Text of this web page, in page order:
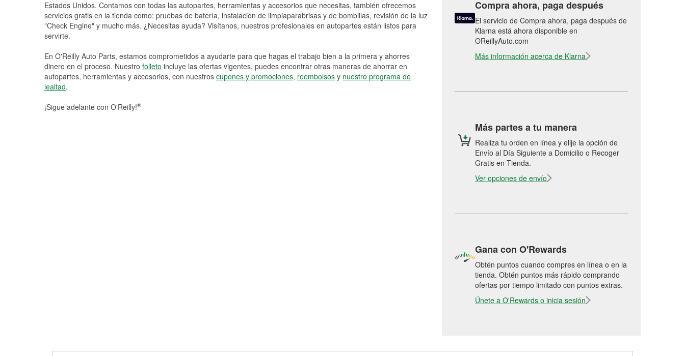
Estados Unidos. Contamos con todas las autopartes, herramientas y accesorios que necesitas, también ofrecemos
servicios gratis en la tienda como: pruebas de batería, instalación de limpiaparabrisas y de bombillas, revisión de la luz
"Check Engine" y mucho más. ¿Necesitas ayuda? Visítanos, nuestros profesionales en autopartes están listos para
servirte.
En O'Reilly Auto Parts, estamos comprometidos a ayudarte para que hagas el trabajo bien a la primera y ahorres
dinero en el proceso. Nuestro folleto incluye las ofertas vigentes, puedes encontrar otras maneras de ahorrar en
autopartes, herramientas y accesorios, con nuestros cupones y promociones, reembolsos y nuestro programa de
lealtad.
¡Sigue adelante con O'Reilly!®
Compra ahora, paga después
El servicio de Compra ahora, paga después de
Klarna está ahora disponible en
OReillyAuto.com
Más información acerca de Klarna
Más partes a tu manera
Realiza tu orden en línea y elije la opción de
Envío al Día Siguiente a Domicilio o Recoger
Gratis en Tienda.
Ver opciones de envío
Gana con O'Rewards
Obtén puntos cuando compres en línea o en la
tienda. Obtén puntos más rápido comprando
ofertas por tiempo limitado con puntos extras.
Únete a O'Rewards o inicia sesión